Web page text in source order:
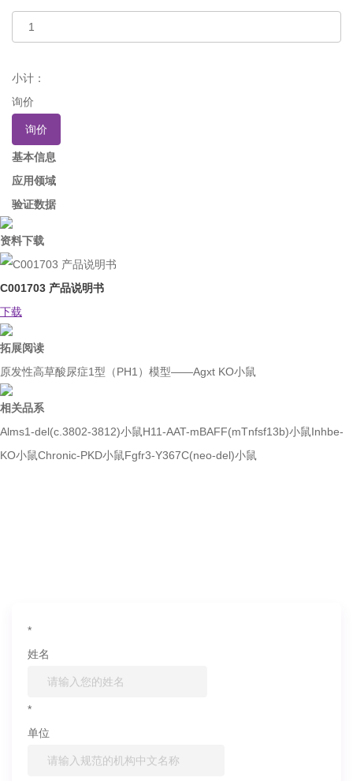
小计：
询价
询价
基本信息
应用领域
验证数据
资料下载
C001703 产品说明书
下载
拓展阅读
原发性高草酸尿症1型（PH1）模型——Agxt KO小鼠
相关品系
Alms1-del(c.3802-3812)小鼠H11-AAT-mBAFF(mTnfsf13b)小鼠Inhbe-
KO小鼠Chronic-PKD小鼠Fgfr3-Y367C(neo-del)小鼠
*
姓名
*
单位